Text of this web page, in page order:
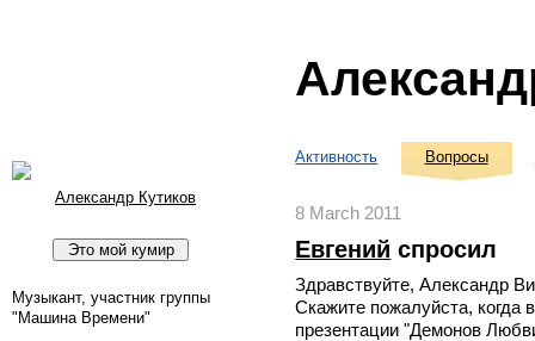
Александр Кутиков
Музыкант, участник группы
"Машина Времени"
Активность Вопросы
8 March 2011
Евгений спросил
Здравствуйте, Александр
Скажите пожалуйста, когда
презентации "Демонов